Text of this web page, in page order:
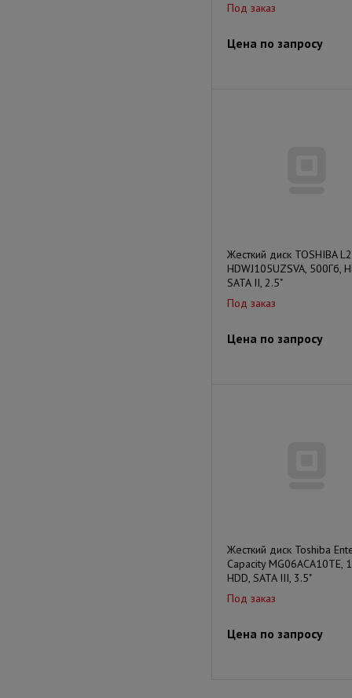
Под заказ
Цена по запросу
Жесткий диск TOSHIBA
HDWJ105UZSVA, 500Гб,
SATA II, 2.5"
Под заказ
Цена по запросу
Жесткий диск Toshiba
Capacity MG06ACA10TE,
HDD, SATA III, 3.5"
Под заказ
Цена по запросу